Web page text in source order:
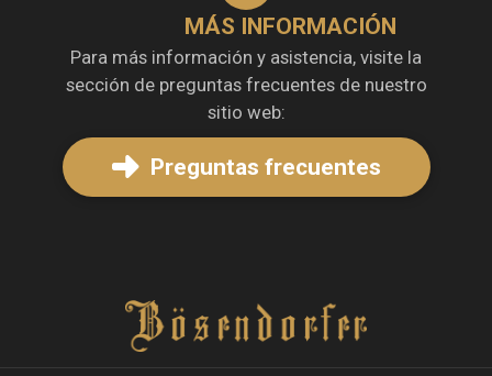
MÁS INFORMACIÓN
Para más información y asistencia, visite la
sección de preguntas frecuentes de nuestro
sitio web:
Preguntas frecuentes